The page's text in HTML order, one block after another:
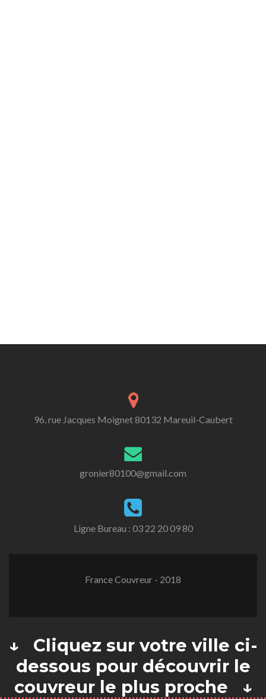
96, rue Jacques Moignet 80132 Mareuil-Caubert
gronier80100@gmail.com
Ligne Bureau : 03 22 20 09 80
France Couvreur - 2018
↓ Cliquez sur votre ville ci-
dessous pour découvrir le
couvreur le plus proche ↓